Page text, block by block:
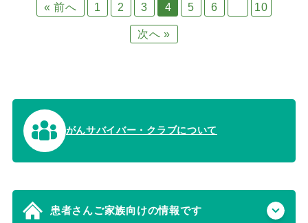
« 前へ 1 2 3 4 5 6 10
次へ »
がんサバイバー・クラブについて
患者さんご家族向けの情報です